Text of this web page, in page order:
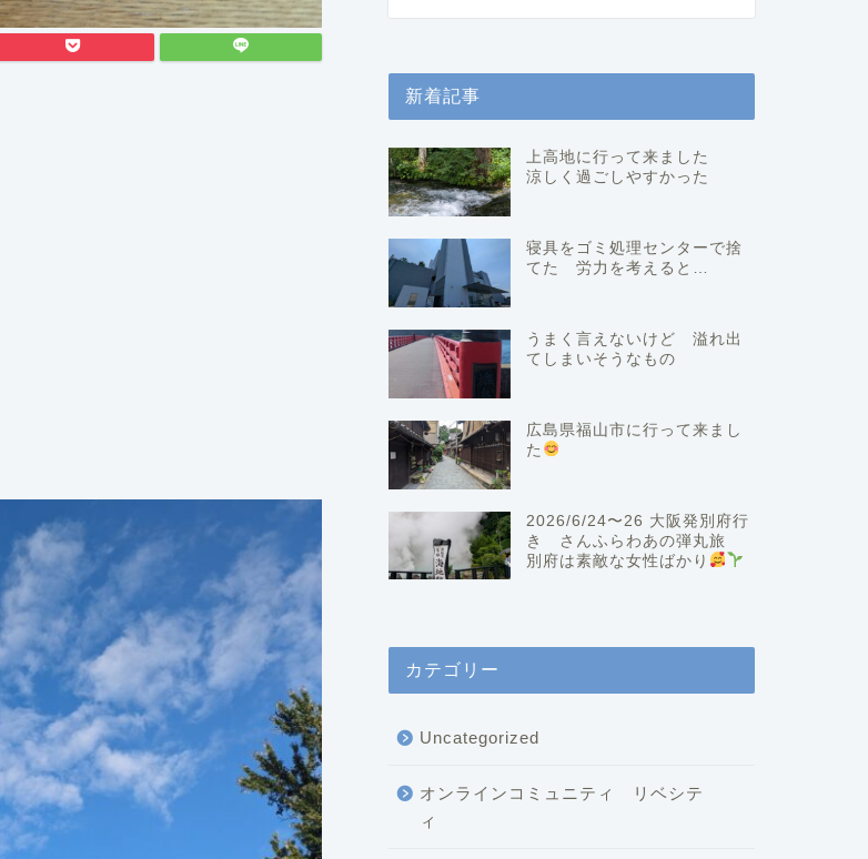
新着記事
上高地に行って来ました
涼しく過ごしやすかった
寝具をゴミ処理センターで捨
てた 労力を考えると…
うまく言えないけど 溢れ出
てしまいそうなもの
広島県福山市に行って来まし
た
2026/6/24〜26 大阪発別府行
き さんふらわあの弾丸旅
別府は素敵な女性ばかり
カテゴリー
Uncategorized
オンラインコミュニティ リベシテ
ィ